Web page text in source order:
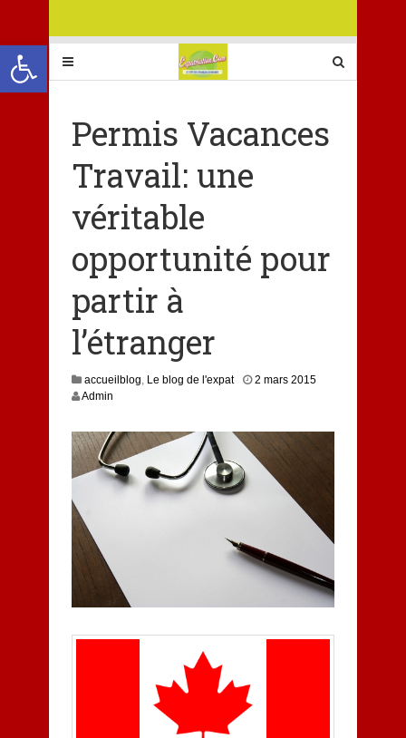
Ouvrir la barre d’outils
Permis Vacances
Travail: une
véritable
opportunité pour
partir à
l’étranger
accueilblog, Le blog de l'expat 2 mars 20153
5
Admin